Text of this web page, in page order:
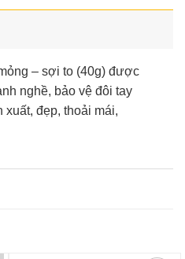
– sợi to (40g) được
nghề, bảo vệ đôi tay
đẹp, thoải mái,